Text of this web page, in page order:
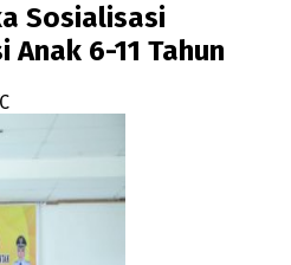
Sosialisasi
Anak 6-11 Tahun